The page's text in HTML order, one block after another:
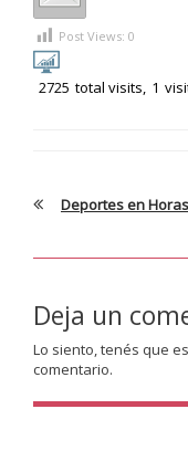
Post Views: 0
2725 total visits, 1
Deportes en
Deja un
Lo siento, tenés que
comentario.